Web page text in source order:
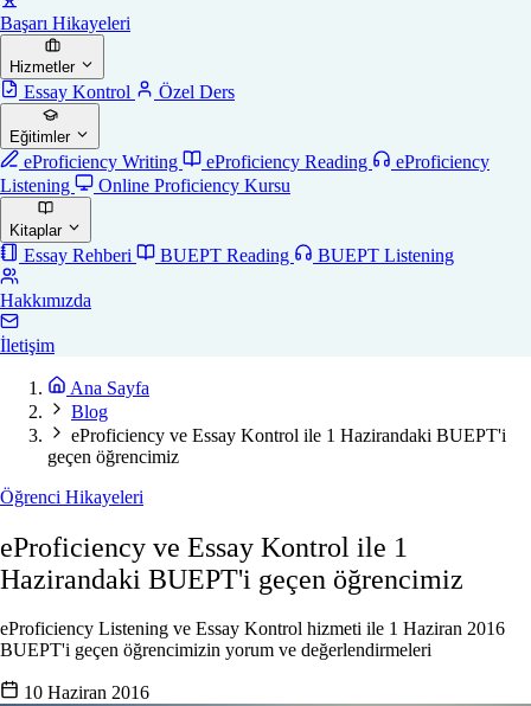
Başarı Hikayeleri
Hizmetler
Essay Kontrol Özel Ders
Eğitimler
eProficiency Writing eProficiency Reading
eProficiency
Listening
Online Proficiency Kursu
Kitaplar
Essay Rehberi BUEPT Reading BUEPT Listening
Hakkımızda
İletişim
Ana Sayfa
Blog
eProficiency ve Essay Kontrol ile 1 Hazirandaki BUEPT'i
geçen öğrencimiz
Öğrenci Hikayeleri
eProficiency ve Essay Kontrol ile 1
Hazirandaki BUEPT'i geçen öğrencimiz
eProficiency Listening ve Essay Kontrol hizmeti ile 1 Haziran 2016
BUEPT'i geçen öğrencimizin yorum ve değerlendirmeleri
10 Haziran 2016